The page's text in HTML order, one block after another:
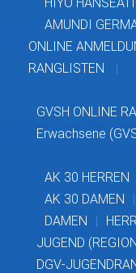
AMUNDI
ONLINE
RANGLISTEN
GVSH ONLINE
Erwachsene
AK 30 HERREN
AK 30 DAMEN
DAMEN
JUGEND
DGV-